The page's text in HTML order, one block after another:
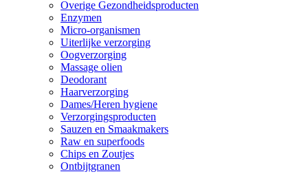
Overige Gezondheidsproducten
Enzymen
Micro-organismen
Uiterlijke verzorging
Oogverzorging
Massage olien
Deodorant
Haarverzorging
Dames/Heren hygiene
Verzorgingsproducten
Sauzen en Smaakmakers
Raw en superfoods
Chips en Zoutjes
Ontbijtgranen